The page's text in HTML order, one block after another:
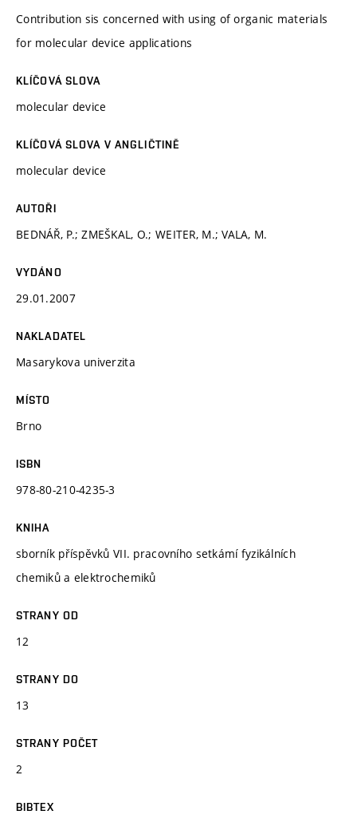
Contribution sis concerned with using of organic materials
for molecular device applications
KLÍČOVÁ SLOVA
molecular device
KLÍČOVÁ SLOVA V ANGLIČTINĚ
molecular device
AUTOŘI
BEDNÁŘ, P.; ZMEŠKAL, O.; WEITER, M.; VALA, M.
VYDÁNO
29.01.2007
NAKLADATEL
Masarykova univerzita
MÍSTO
Brno
ISBN
978-80-210-4235-3
KNIHA
sborník příspěvků VII. pracovního setkámí fyzikálních
chemiků a elektrochemiků
STRANY OD
12
STRANY DO
13
STRANY POČET
2
BIBTEX